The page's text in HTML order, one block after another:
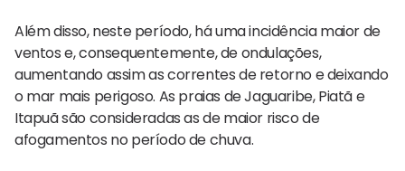
Além disso, neste período, há uma incidência maior de
ventos e, consequentemente, de ondulações,
aumentando assim as correntes de retorno e deixando
o mar mais perigoso. As praias de Jaguaribe, Piatã e
Itapuã são consideradas as de maior risco de
afogamentos no período de chuva.